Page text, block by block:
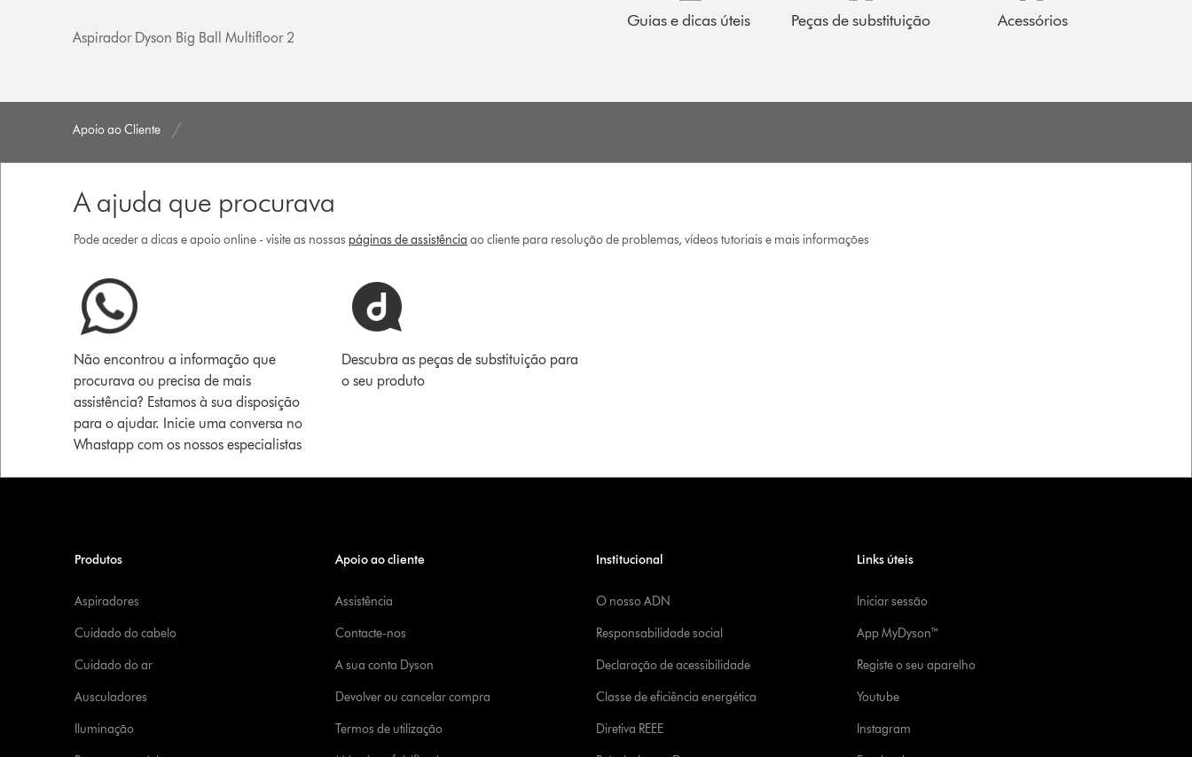
Aspirador Dyson Big Ball Multifloor 2
Guias e dicas úteis Peças de substituição Acessórios
Apoio ao Cliente
A ajuda que procurava
Pode aceder a dicas e apoio online - visite as nossas páginas de assistência ao cliente para resolução de problemas, vídeos tutoriais e mais informações
Não encontrou a informação que
procurava ou precisa de mais
assistência? Estamos à sua disposição
para o ajudar. Inicie uma conversa no
Whastapp com os nossos especialistas
Descubra as peças de substituição para
o seu produto
Produtos
Aspiradores
Cuidado do cabelo
Cuidado do ar
Ausculadores
Iluminação
Apoio ao cliente
Assistência
Contacte-nos
A sua conta Dyson
Devolver ou cancelar compra
Termos de utilização
Institucional
O nosso ADN
Responsabilidade social
Declaração de acessibilidade
Classe de eficiência energética
Diretiva REEE
Links úteis
Iniciar sessão
App MyDyson™
Registe o seu aparelho
Youtube
Instagram